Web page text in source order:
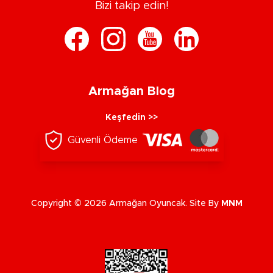
Bizi takip edin!
Armağan Blog
Keşfedin >>
Güvenli Ödeme
Copyright © 2026 Armağan Oyuncak. Site By MNM